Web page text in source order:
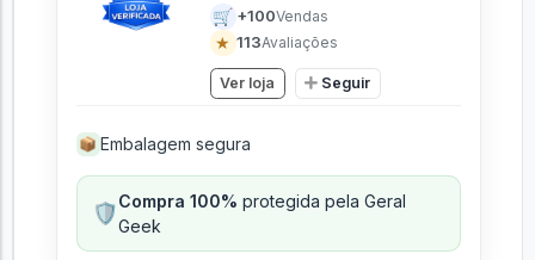
🛒 +100Vendas
★ 113Avaliações
Ver loja Seguir
📦 Embalagem segura
🛡️Compra 100% protegida pela Geral
Geek